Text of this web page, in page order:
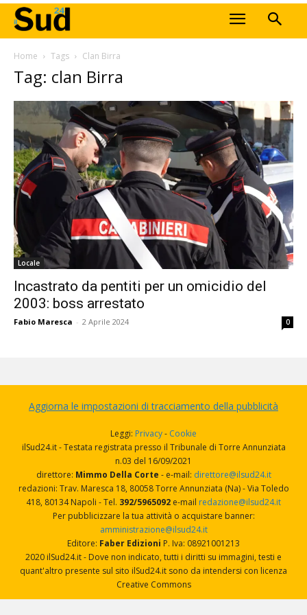
Home Tags Clan Birra
Tag: clan Birra
Locale
Incastrato da pentiti per un omicidio del
2003: boss arrestato
Fabio Maresca - 2 Aprile 2024 0
Aggiorna le impostazioni di tracciamento della pubblicità
Leggi: Privacy- Cookie
ilSud24.it - Testata registrata presso il Tribunale di Torre Annunziata
n.03 del 16/09/2021
direttore: Mimmo Della Corte - e-mail: direttore@ilsud24.it
redazioni: Trav. Maresca 18, 80058 Torre Annunziata (Na) - Via Toledo
418, 80134 Napoli - Tel. 392/5965092 e-mail redazione@ilsud24.it
Per pubblicizzare la tua attività o acquistare banner:
amministrazione@ilsud24.it
Editore: Faber Edizioni P. Iva: 08921001213
2020 ilSud24.it - Dove non indicato, tutti i diritti su immagini, testi e
quant'altro presente sul sito ilSud24.it sono da intendersi con licenza
Creative Commons